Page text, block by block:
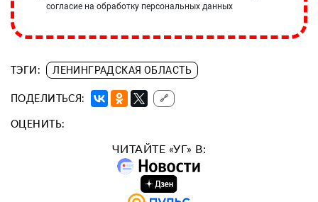
согласие на обработку персональных данных
ТЭГИ: ЛЕНИНГРАДСКАЯ ОБЛАСТЬ
ПОДЕЛИТЬСЯ: 🔗
ОЦЕНИТЬ:
ЧИТАЙТЕ «УГ» В: